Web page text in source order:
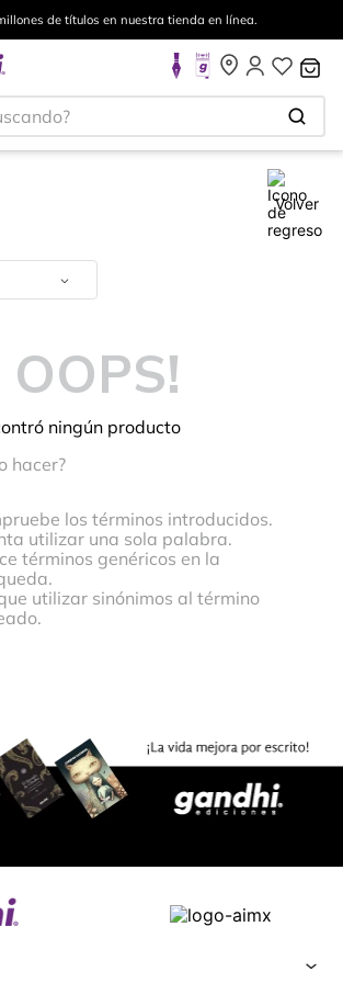
de títulos en nuestra tienda en línea.
Volver
OOPS!
ningún producto
hacer?
los términos introducidos.
utilizar una sola palabra.
términos genéricos en la
utilizar sinónimos al término